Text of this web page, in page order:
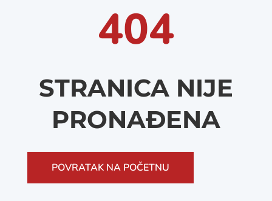
404
STRANICA NIJE
PRONAĐENA
POVRATAK NA POČETNU